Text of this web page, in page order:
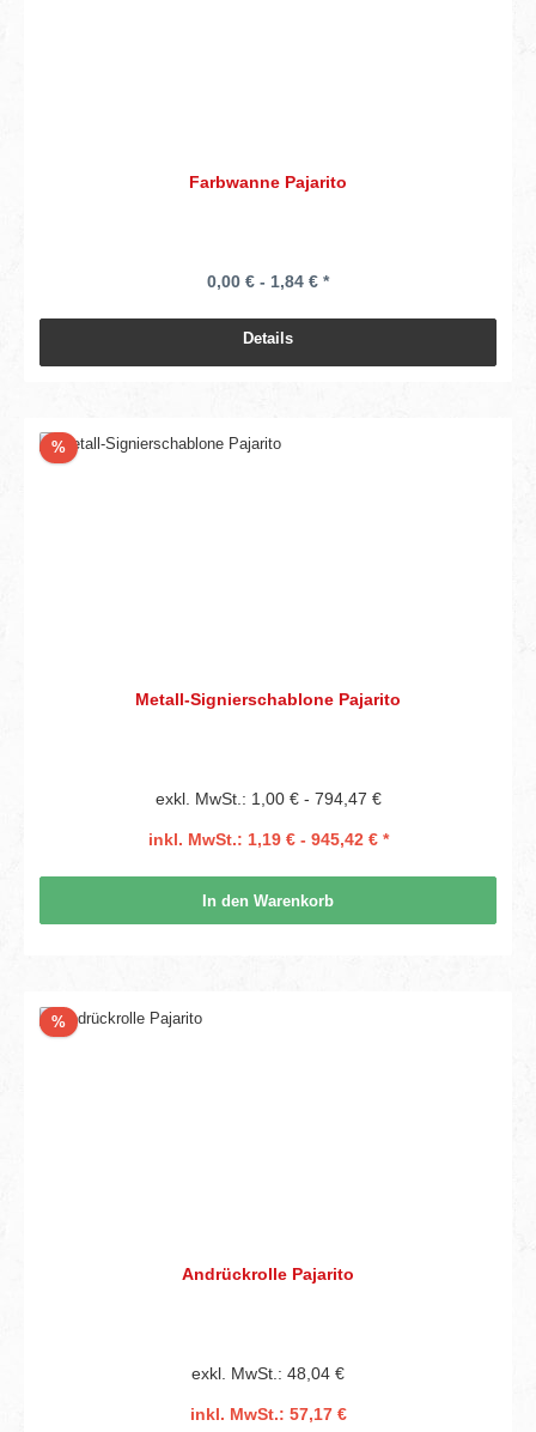
Farbwanne Pajarito
0,00 € - 1,84 € *
Details
%Rabatt
Metall-Signierschablone Pajarito
exkl. MwSt.: 1,00 € - 794,47 €
inkl. MwSt.: 1,19 € - 945,42 € *
In den Warenkorb
%Rabatt
Andrückrolle Pajarito
exkl. MwSt.: 48,04 €
inkl. MwSt.: 57,17 €